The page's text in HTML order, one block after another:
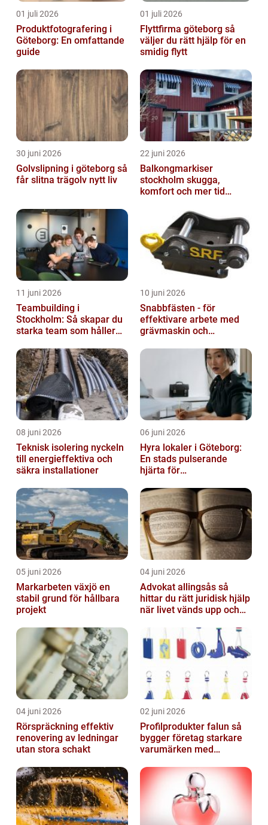
01 juli 2026
Produktfotografering i
Göteborg: En omfattande
guide
01 juli 2026
Flyttfirma göteborg så
väljer du rätt hjälp för en
smidig flytt
30 juni 2026
Golvslipning i göteborg så
får slitna trägolv nytt liv
22 juni 2026
Balkongmarkiser
stockholm skugga,
komfort och mer tid
11 juni 2026
Teambuilding i
Stockholm: Så skapar du
starka team som håller
10 juni 2026
Snabbfästen - för
effektivare arbete med
grävmaskin och
08 juni 2026
Teknisk isolering nyckeln
till energieffektiva och
säkra installationer
06 juni 2026
Hyra lokaler i Göteborg:
En stads pulserande
hjärta för
05 juni 2026
Markarbeten växjö en
stabil grund för hållbara
projekt
04 juni 2026
Advokat allingsås så
hittar du rätt juridisk hjälp
när livet vänds upp och
04 juni 2026
Rörspräckning effektiv
renovering av ledningar
utan stora schakt
02 juni 2026
Profilprodukter falun så
bygger företag starkare
varumärken med